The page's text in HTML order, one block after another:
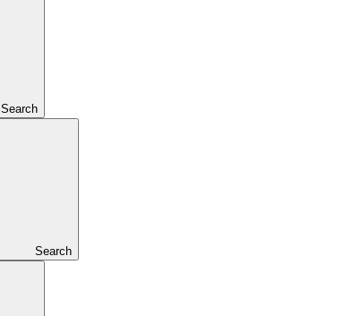
Search
Search